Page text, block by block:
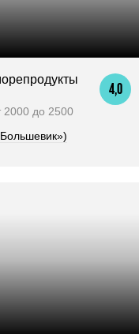
4,0
2000 до 2500